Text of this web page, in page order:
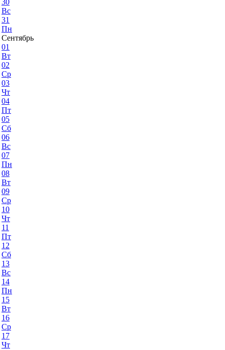
Вс
31
Пн
Сентябрь
01
Вт
02
Ср
03
Чт
04
Пт
05
Сб
06
Вс
07
Пн
08
Вт
09
Ср
10
Чт
11
Пт
12
Сб
13
Вс
14
Пн
15
Вт
16
Ср
17
Чт